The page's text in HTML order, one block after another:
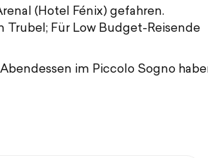
(Hotel Fénix) gefahren.
Trubel; Für Low Budget-Reisende
im Piccolo Sogno